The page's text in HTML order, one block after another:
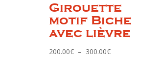
Girouette
motif Biche
avec lièvre
200.00€ – 300.00€Plage